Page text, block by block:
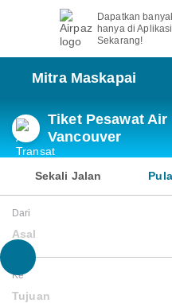
Dapatkan
hanya di
Sekarang!
Mitra Maskapai
Tiket Pesawat
Vancouver
Sekali Jalan
Dari
Asal
Ke
Tujuan